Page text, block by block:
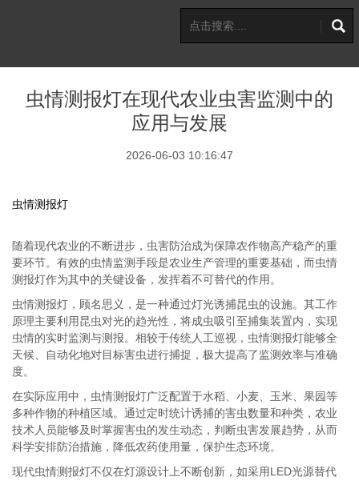
虫情测报灯在现代农业虫害监测中的
应用与发展
2026-06-03 10:16:47
虫情测报灯
随着现代农业的不断进步，虫害防治成为保障农作物高产稳产的重
要环节。有效的虫情监测手段是农业生产管理的重要基础，而虫情
测报灯作为其中的关键设备，发挥着不可替代的作用。
虫情测报灯，顾名思义，是一种通过灯光诱捕昆虫的设施。其工作
原理主要利用昆虫对光的趋光性，将成虫吸引至捕集装置内，实现
虫情的实时监测与测报。相较于传统人工巡视，虫情测报灯能够全
天候、自动化地对目标害虫进行捕捉，极大提高了监测效率与准确
度。
在实际应用中，虫情测报灯广泛配置于水稻、小麦、玉米、果园等
多种作物的种植区域。通过定时统计诱捕的害虫数量和种类，农业
技术人员能够及时掌握害虫的发生动态，判断虫害发展趋势，从而
科学安排防治措施，降低农药使用量，保护生态环境。
现代虫情测报灯不仅在灯源设计上不断创新，如采用LED光源替代